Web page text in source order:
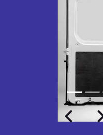
Previous